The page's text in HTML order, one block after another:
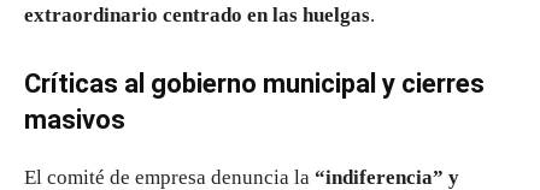
extraordinario centrado en las huelgas.
Críticas al gobierno municipal y cierres
masivos
El comité de empresa denuncia la “indiferencia” y